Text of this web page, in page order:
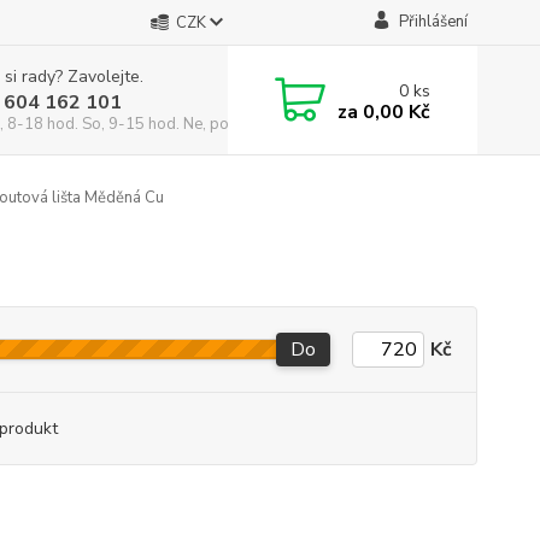
CZK Přihlášení
rady? Zavolejte.
162 101
8-18 hod. So, 9-15 hod. Ne, po domluvě)
0ks
za 0,00 Kč
lišta Měděná Cu
Do Kč